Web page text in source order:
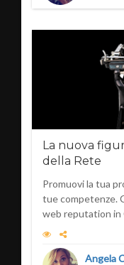
La nuova
della Rete
Promuovi la tua
tue competenze.
web reputation in
Angela